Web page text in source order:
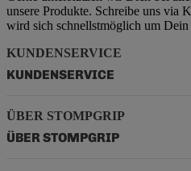
unsere Produkte. Schreibe uns via
wird sich schnellstmöglich um
KUNDENSERVICE
KUNDENSERVICE
ÜBER STOMPGRIP
ÜBER STOMPGRIP